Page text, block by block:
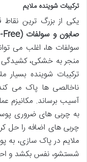
ترکیبات شوینده ملایم
یکی از بزرگ ترین نقاط
صابون و سولفات (Soap-Free)
سولفات ها، اغلب می
منجر به خشکی، کشیدگی
ترکیبات شوینده بسیار
ناخالصی ها پاک می
آسیب برساند. مکانیزم
به چربی های ضروری
چربی های اضافه را حل
ملایم در پاک سازی، به
شستشو، نفس بکشد و